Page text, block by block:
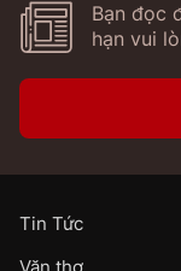
Bạn đọc
hạn vui
Tin Tức